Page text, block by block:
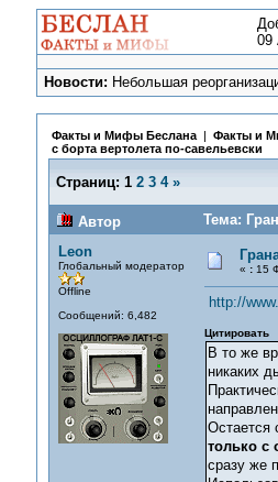
09
Новости: Небольшая
Факты и Мифы Беслана| Факты и
с борта вертолета по-савельевски
Страниц: 1 2 3 4 »
Автор
Тема:
Leon
Глобальный модератор
Offline
Сообщений: 6,482
« :15
http://
Цитировать
В то же
никаких
Остается
только с
сразу же